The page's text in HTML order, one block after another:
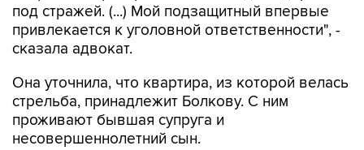
под стражей. (...) Мой подзащитный впервые
привлекается к уголовной ответственности", -
сказала адвокат.
Она уточнила, что квартира, из которой велась
стрельба, принадлежит Болкову. С ним
проживают бывшая супруга и
несовершеннолетний сын.